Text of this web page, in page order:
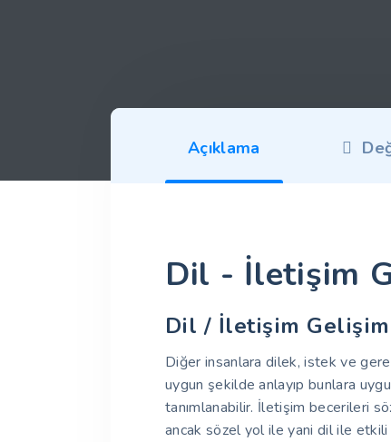
Açıklama
Dil - İletişim
Dil / İletişim
Diğer insanlara dilek, istek ve
uygun şekilde anlayıp bunlara
tanımlanabilir. İletişim becerileri
ancak sözel yol ile yani dil ile